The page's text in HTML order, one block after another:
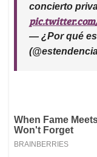
concierto
— ¿Por qué